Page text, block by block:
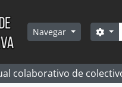
Navegar
colaborativo de